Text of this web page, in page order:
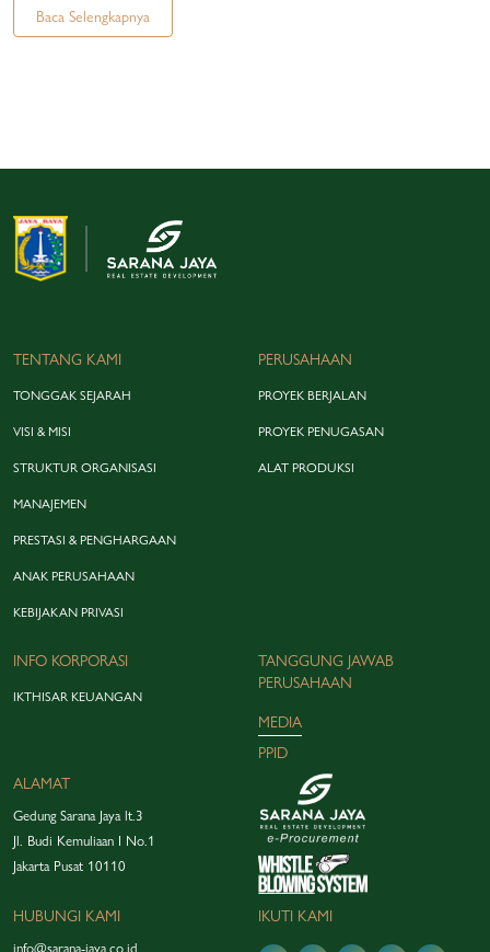
Baca Selengkapnya
TENTANG KAMI
TONGGAK SEJARAH
VISI & MISI
STRUKTUR ORGANISASI
MANAJEMEN
PRESTASI & PENGHARGAAN
ANAK PERUSAHAAN
KEBIJAKAN PRIVASI
PERUSAHAAN
PROYEK BERJALAN
PROYEK PENUGASAN
ALAT PRODUKSI
INFO KORPORASI
IKTHISAR KEUANGAN
TANGGUNG JAWAB
PERUSAHAAN
MEDIA
PPID
ALAMAT
Gedung Sarana Jaya lt.3
Jl. Budi Kemuliaan I No.1
Jakarta Pusat 10110
HUBUNGI KAMI
info@sarana-jaya.co.id
IKUTI KAMI